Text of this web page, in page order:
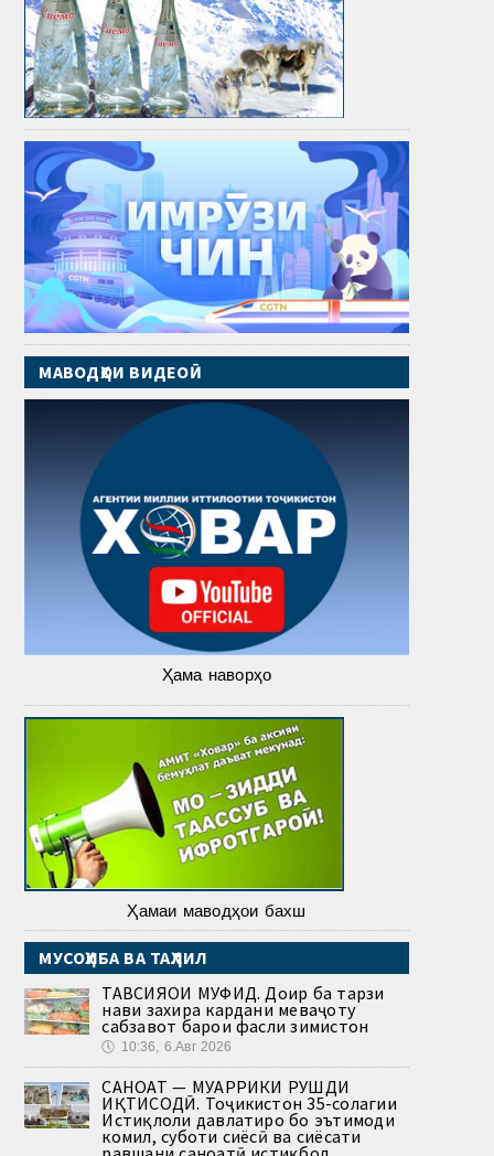
МАВОДҲОИ ВИДЕОӢ
Ҳама наворҳо
Ҳамаи маводҳои бахш
МУСОҲИБА ВА ТАҲЛИЛ
ТАВСИЯҲОИ МУФИД. Доир ба тарзи
нави захира кардани меваҷоту
сабзавот барои фасли зимистон
🕔 10:36, 6.Авг 2026
САНОАТ — МУҲАРРИКИ РУШДИ
ИҚТИСОДӢ. Тоҷикистон 35-солагии
Истиқлоли давлатиро бо эътимоди
комил, суботи сиёсӣ ва сиёсати